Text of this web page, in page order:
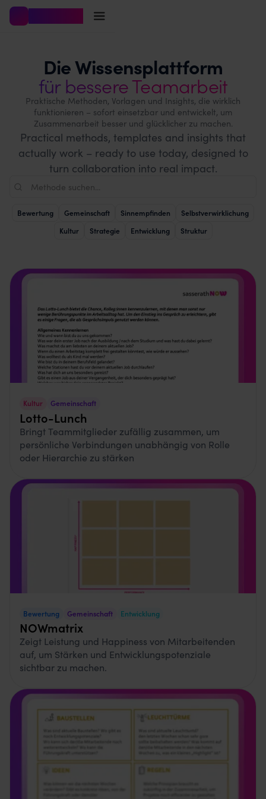
Die Wissensplattform
für bessere Teamarbeit
Praktische Methoden, Vorlagen und Insights, die wirklich
funktionieren – sofort einsetzbar und entwickelt, um
Zusammenarbeit besser und glücklicher zu machen.
Practical methods, templates and insights that
actually work – ready to use today, designed to
turn collaboration into real impact.
Bewertung Gemeinschaft Sinnempfinden
Selbstverwirklichung
Kultur
Strategie Entwicklung Struktur
Kultur Gemeinschaft
Lotto-Lunch
Bringt Teammitglieder zufällig zusammen, um
persönliche Verbindungen unabhängig von Rolle
oder Hierarchie zu stärken
Bewertung Gemeinschaft Entwicklung
NOWmatrix
Zeigt Leistung und Happiness von Mitarbeitenden
auf, um Stärken und Entwicklungspotenziale
sichtbar zu machen.